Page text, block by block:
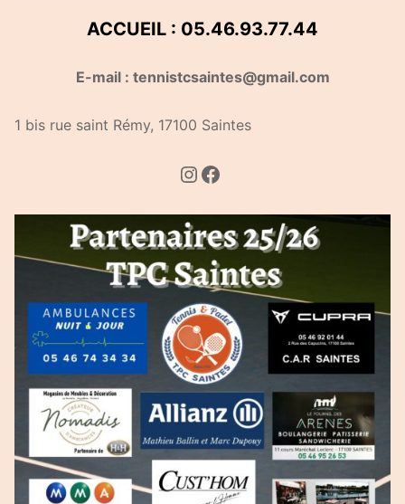
ACCUEIL : 05.46.93.77.44
E-mail : tennistcsaintes@gmail.com
1 bis rue saint Rémy, 17100 Saintes
Instagram
Facebook